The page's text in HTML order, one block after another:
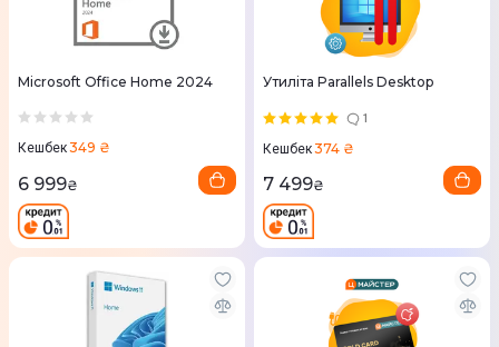
Microsoft Office Home 2024
Кешбек349 ₴
6 999₴
Утиліта Parallels Desktop
1
Кешбек374 ₴
7 499₴